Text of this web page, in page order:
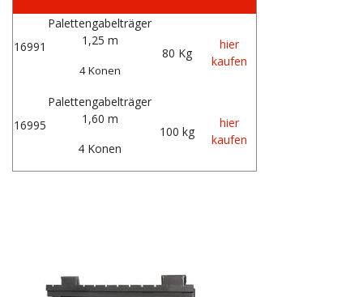
16991
Palettengabelträger
1,25 m
4 Konen
80 Kg
hier
kaufen
16995
Palettengabelträger
1,60 m
4 Konen
100 kg
hier
kaufen